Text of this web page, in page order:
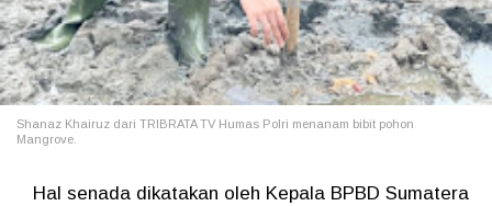
Shanaz Khairuz dari TRIBRATA TV Humas Polri menanam bibit pohon
Mangrove.
Hal senada dikatakan oleh Kepala BPBD Sumatera